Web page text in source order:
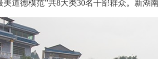
美道德模范”共8大类30名干部群众。新湖